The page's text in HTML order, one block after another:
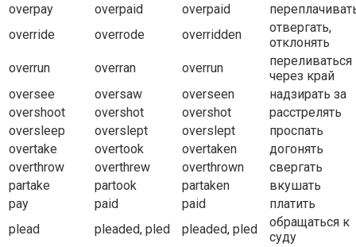
overpay
overpaid overpaid
override
overrode overridden
отвергать,
отклонять
overrun
overran overrun
переливаться
через край
oversee
oversaw overseen
надзирать за
overshoot
overshot overshot
расстрелять
oversleep
overslept overslept
проспать
overtake
overtook overtaken
догонять
overthrow
overthrew overthrown
свергать
partake
partook partaken
вкушать
pay
paid paid
платить
plead
pleaded, pled pleaded, pled
обращаться к
суду